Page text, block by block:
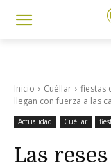
Inicio Cuéllar fiestas
llegan con fuerza a las
Actualidad Cuéllar
Las